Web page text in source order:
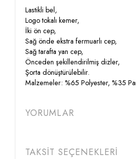
Lastikli bel,
Logo tokalı kemer,
İki ön cep,
Sağ önde ekstra fermuarlı cep,
Sağ tarafta yan cep,
Önceden şekillendirilmiş dizler,
Şorta dönüştürülebilir.
Malzemeler: %65 Polyester, %35
YORUMLAR
TAKSİT SEÇENEKLERİ